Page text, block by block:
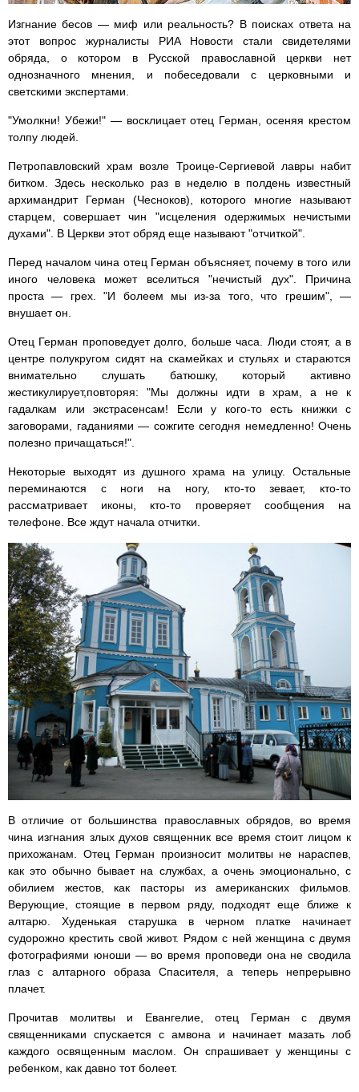
Изгнание бесов — миф или реальность? В поисках ответа на
этот вопрос журналисты РИА Новости стали свидетелями
обряда, о котором в Русской православной церкви нет
однозначного мнения, и побеседовали с церковными и
светскими экспертами.
"Умолкни! Убежи!" — восклицает отец Герман, осеняя крестом
толпу людей.
Петропавловский храм возле Троице-Сергиевой лавры набит
битком. Здесь несколько раз в неделю в полдень известный
архимандрит Герман (Чесноков), которого многие называют
старцем, совершает чин "исцеления одержимых нечистыми
духами". В Церкви этот обряд еще называют "отчиткой".
Перед началом чина отец Герман объясняет, почему в того или
иного человека может вселиться "нечистый дух". Причина
проста — грех. "И болеем мы из-за того, что грешим", —
внушает он.
Отец Герман проповедует долго, больше часа. Люди стоят, а в
центре полукругом сидят на скамейках и стульях и стараются
внимательно слушать батюшку, который активно
жестикулирует,повторяя: "Мы должны идти в храм, а не к
гадалкам или экстрасенсам! Если у кого-то есть книжки с
заговорами, гаданиями — сожгите сегодня немедленно! Очень
полезно причащаться!".
Некоторые выходят из душного храма на улицу. Остальные
переминаются с ноги на ногу, кто-то зевает, кто-то
рассматривает иконы, кто-то проверяет сообщения на
телефоне. Все ждут начала отчитки.
В отличие от большинства православных обрядов, во время
чина изгнания злых духов священник все время стоит лицом к
прихожанам. Отец Герман произносит молитвы не нараспев,
как это обычно бывает на службах, а очень эмоционально, с
обилием жестов, как пасторы из американских фильмов.
Верующие, стоящие в первом ряду, подходят еще ближе к
алтарю. Худенькая старушка в черном платке начинает
судорожно крестить свой живот. Рядом с ней женщина с двумя
фотографиями юноши — во время проповеди она не сводила
глаз с алтарного образа Спасителя, а теперь непрерывно
плачет.
Прочитав молитвы и Евангелие, отец Герман с двумя
священниками спускается с амвона и начинает мазать лоб
каждого освященным маслом. Он спрашивает у женщины с
ребенком, как давно тот болеет.